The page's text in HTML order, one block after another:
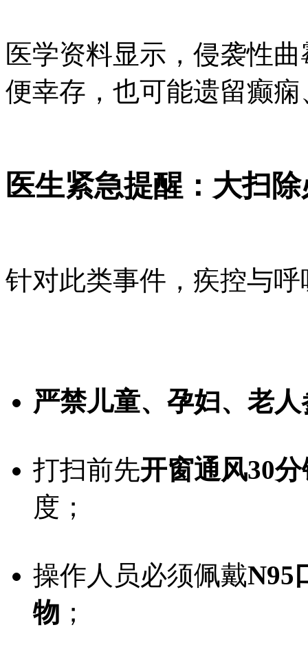
医学资料显示，侵袭性
便幸存，也可能遗留癫
医生紧急提醒：大扫
针对此类事件，疾控与
严禁儿童、孕妇、老
打扫前先开窗通风30
度；
操作人员必须佩戴N95
物 ；